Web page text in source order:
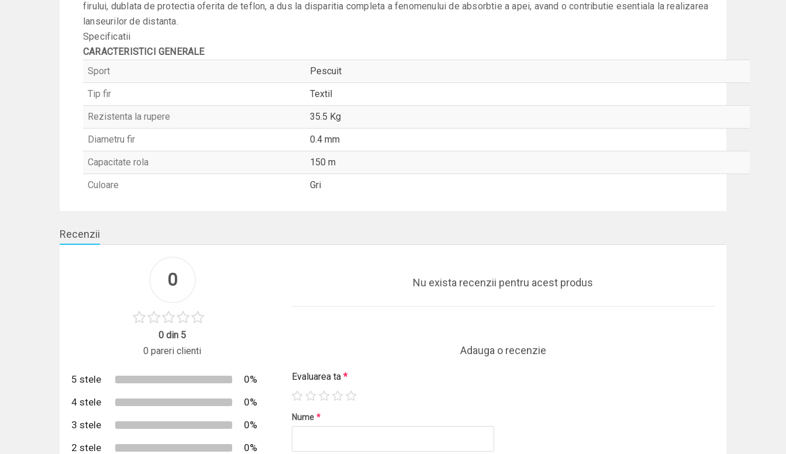
firului, dublata de protectia oferita de teflon, a dus la disparitia completa a fenomenului de absorbtie a apei, avand o contributie esentiala la realizarea
lanseurilor de distanta.
Specificatii
CARACTERISTICI GENERALE
Sport
Pescuit
Tip fir Textil
Rezistenta la rupere 35.5 Kg
Diametru fir 0.4 mm
Capacitate rola 150 m
Culoare Gri
Recenzii
0
0 din 5
0 pareri clienti
5 stele
0%
4 stele
0%
3 stele
0%
2 stele
0%
Nu exista recenzii pentru acest produs
Adauga o recenzie
Evaluarea ta *
Nume *